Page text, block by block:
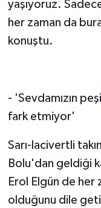
yaşıyoruz.
her zaman da
konuştu.
- 'Sevdamızın
fark etmiyor'
Sarı-lacivertli
Bolu'dan geldiği
Erol Elgün de
olduğunu dile